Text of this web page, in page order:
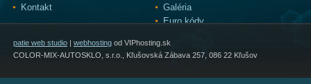
Kontakt
Galéria
Euro kódy
patie web studio | webhosting od VIPhosting.sk
COLOR-MIX-AUTOSKLO, s.r.o., Kľušovská Zábava 257, 086 22 Kľušov